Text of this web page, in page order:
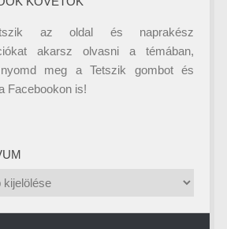
az oldal és naprakész
akarsz olvasni a témában,
meg a Tetszik gombot és
Facebookon is!